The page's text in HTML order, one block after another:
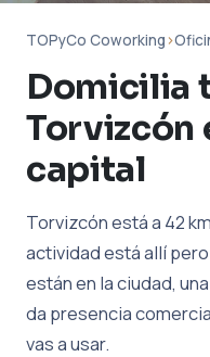
TOPyCo Coworking›
Domicilia
Torvizcón
capital
Torvizcón está a 42
actividad está allí
están en la ciudad,
da presencia
vas a usar.